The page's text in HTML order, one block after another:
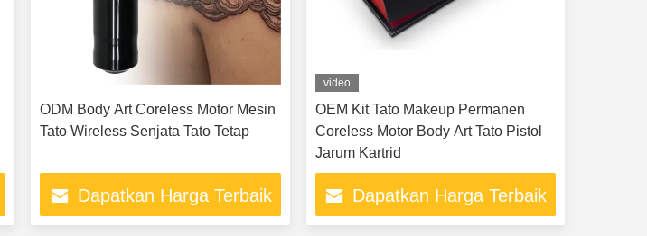
ODM Body Art Coreless Motor Mesin
Tato Wireless Senjata Tato Tetap
Dapatkan Harga Terbaik
video
OEM Kit Tato Makeup Permanen
Coreless Motor Body Art Tato Pistol
Jarum Kartrid
Dapatkan Harga Terbaik